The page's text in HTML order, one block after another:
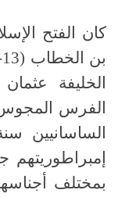
كان الفتح
الفرس
إمبراطوريتهم
بمختلف